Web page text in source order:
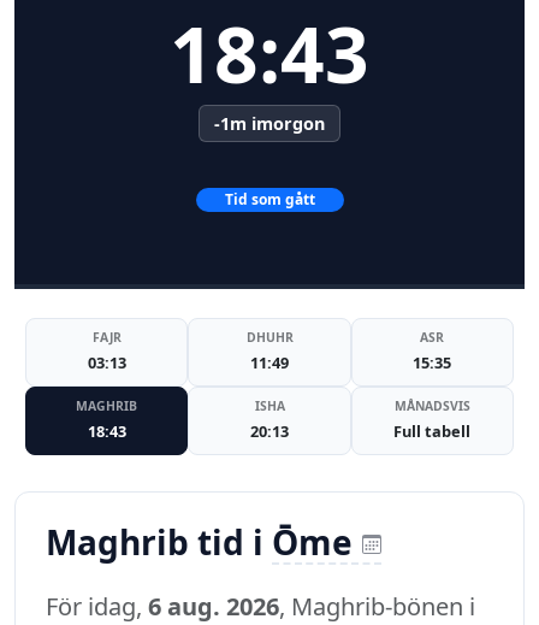
18:43
-1m imorgon
Tid som gått
FAJR
03:13
DHUHR
11:49
ASR
15:35
MAGHRIB
18:43
ISHA
20:13
MÅNADSVIS
Full tabell
Maghrib tid i Ōme
För idag, 6 aug. 2026, Maghrib-bönen i